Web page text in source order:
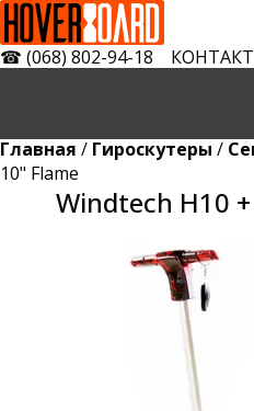
☎ (068) 802-94-18
Главная / Гироскутеры /
10" Flame
Windtech H10